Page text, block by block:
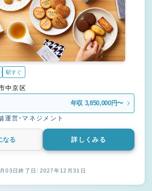
駅すぐ
都市中京区
年収 3,850,000円〜
運営・マネジメント
なる 詳しくみる
03日終了日：2027年12月31日